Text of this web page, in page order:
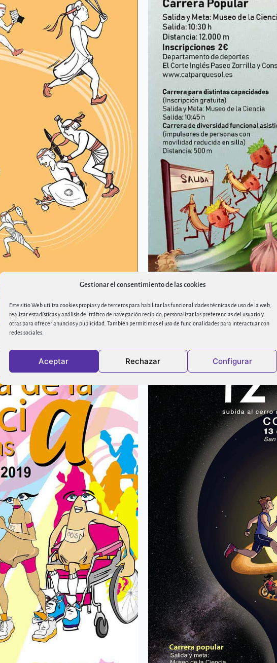
Gestionar el consentimiento de las cookies
Este sitio Web utiliza cookies propias y de terceros para habilitar las funcionalidades técnicas de uso de la web,
realizar estadísticas y análisis del tráfico de navegación recibido, personalizar las preferencias del usuario y
otras para ofrecer anuncios y publicidad. También permitimos el uso de funcionalidades para interactuar con
redes sociales.
Aceptar Rechazar Configurar